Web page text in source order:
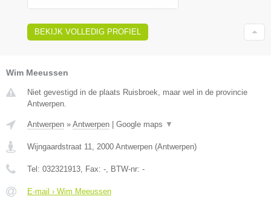
BEKIJK VOLLEDIG PROFIEL
Wim Meeussen
Niet gevestigd in de plaats Ruisbroek, maar wel in de provincie
Antwerpen.
Antwerpen » Antwerpen Google maps ▼
Wijngaardstraat 11, 2000 Antwerpen (Antwerpen)
Tel: 032321913, Fax: -, BTW-nr: -
E-mail › Wim Meeussen